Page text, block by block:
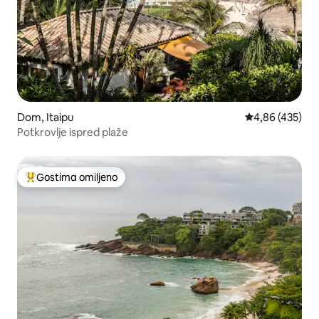
Dom, Itaipu Prosečna
4,86 (435)
Potkrovlje ispred plaže
Najuspešniji među gostima omiljenim
Gostima omiljeno